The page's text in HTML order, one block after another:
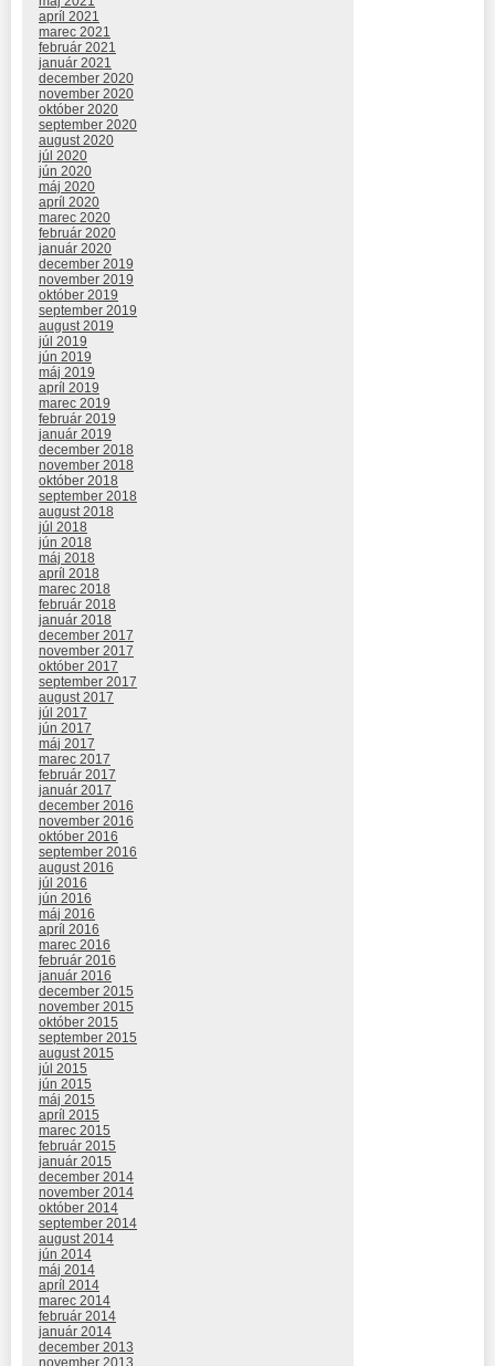
apríl 2021
marec 2021
február 2021
január 2021
december 2020
november 2020
október 2020
september 2020
august 2020
júl 2020
jún 2020
máj 2020
apríl 2020
marec 2020
február 2020
január 2020
december 2019
november 2019
október 2019
september 2019
august 2019
júl 2019
jún 2019
máj 2019
apríl 2019
marec 2019
február 2019
január 2019
december 2018
november 2018
október 2018
september 2018
august 2018
júl 2018
jún 2018
máj 2018
apríl 2018
marec 2018
február 2018
január 2018
december 2017
november 2017
október 2017
september 2017
august 2017
júl 2017
jún 2017
máj 2017
marec 2017
február 2017
január 2017
december 2016
november 2016
október 2016
september 2016
august 2016
júl 2016
jún 2016
máj 2016
apríl 2016
marec 2016
február 2016
január 2016
december 2015
november 2015
október 2015
september 2015
august 2015
júl 2015
jún 2015
máj 2015
apríl 2015
marec 2015
február 2015
január 2015
december 2014
november 2014
október 2014
september 2014
august 2014
jún 2014
máj 2014
apríl 2014
marec 2014
február 2014
január 2014
december 2013
november 2013